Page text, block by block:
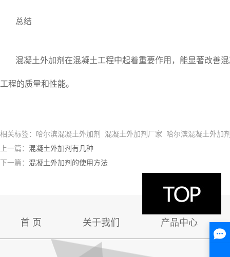
总结
混凝土外加剂在混凝土工程中起着重要作用，能显著改善
工程的质量和性能。
相关标签：哈尔滨混凝土外加剂 混凝土外加剂厂家 哈尔滨混凝土外加
上一篇： 混凝土外加剂有几种
下一篇： 混凝土外加剂的使用方法
首 页 关于我们 产品中心